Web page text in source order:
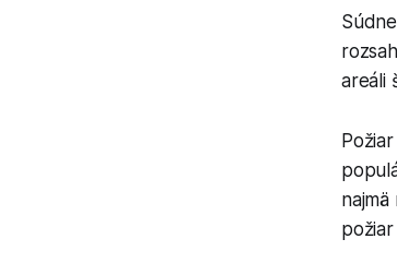
areáli